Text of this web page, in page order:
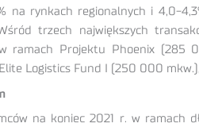
na rynkach regionalnych i 4,0-
trzech największych
ramach Projektu Phoenix (285
Logistics Fund I (250 000
na koniec 2021 r. w ramach